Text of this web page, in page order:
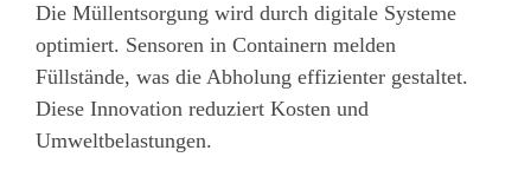
Die Müllentsorgung wird durch digitale Systeme
optimiert. Sensoren in Containern melden
Füllstände, was die Abholung effizienter gestaltet.
Diese Innovation reduziert Kosten und
Umweltbelastungen.